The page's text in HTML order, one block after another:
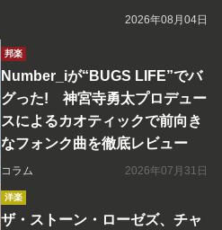
2026年08月04日
邦楽
Number_iが“BUGS LIFE”でバ
グった! 神宮寺勇太プロデュー
スによるカオティックで前向き
なフォンク曲を徹底レビュー
コラム 2026年07月31日
洋楽
ザ・ストーン・ローゼズ、チャ